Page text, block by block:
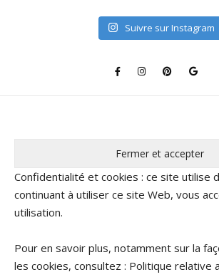
Suivre sur Instagram
Confidentialité et cookies : ce site utilise
continuant à utiliser ce site Web, vous
utilisation.
Pour en savoir plus, notamment sur la
les cookies, consultez : Politique relative